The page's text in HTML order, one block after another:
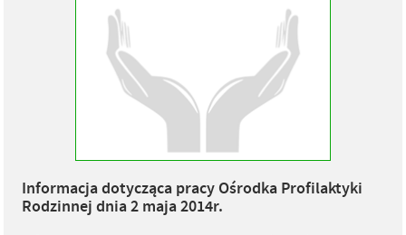
Informacja dotycząca pracy Ośrodka Profilaktyki
Rodzinnej dnia 2 maja 2014r.